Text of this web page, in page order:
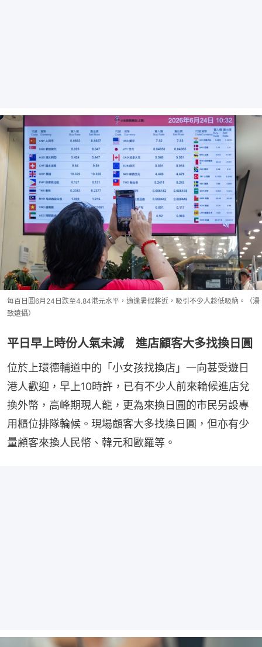
每百日圓6月24日跌至4.84港元水平，適逢暑假將近，吸引不少人趁低吸納。（湯
致遠攝）
平日早上時份人氣未減 進店顧客大多找換日圓
位於上環德輔道中的「小女孩找換店」一向甚受遊日
港人歡迎，早上10時許，已有不少人前來輪候進店兌
換外幣，高峰期現人龍，更為來換日圓的市民另設專
用櫃位排隊輪候。現場顧客大多找換日圓，但亦有少
量顧客來換人民幣、韓元和歐羅等。